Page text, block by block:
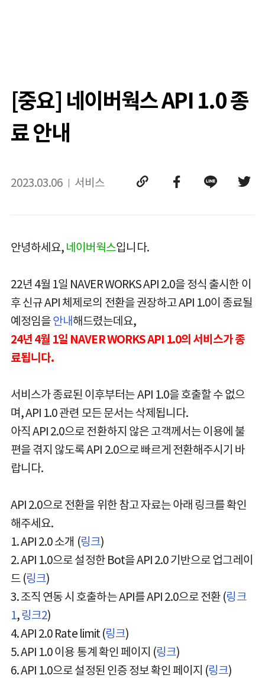
[중요] 네이버웍스 API 1.0 종
료 안내
2023.03.06 서비스
안녕하세요, 네이버웍스입니다.
22년 4월 1일 NAVER WORKS API 2.0을 정식 출시한 이
후 신규 API 체제로의 전환을 권장하고 API 1.0이 종료될
예정임을안내해드렸는데요,
24년 4월 1일 NAVER WORKS API 1.0의 서비스가 종
료됩니다.
서비스가 종료된 이후부터는 API 1.0을 호출할 수 없으
며, API 1.0 관련 모든 문서는 삭제됩니다.
아직 API 2.0으로 전환하지 않은 고객께서는 이용에 불
편을 겪지 않도록 API 2.0으로 빠르게 전환해주시기 바
랍니다.
API 2.0으로 전환을 위한 참고 자료는 아래 링크를 확인
해주세요.
1. API 2.0 소개 (링크)
2. API 1.0으로 설정한 Bot을 API 2.0 기반으로 업그레이
드 (링크)
3. 조직 연동 시 호출하는 API를 API 2.0으로 전환 (링크
1, 링크2)
4. API 2.0 Rate limit (링크)
5. API 1.0 이용 통계 확인 페이지 (링크)
6. API 1.0으로 설정된 인증 정보 확인 페이지 (링크)